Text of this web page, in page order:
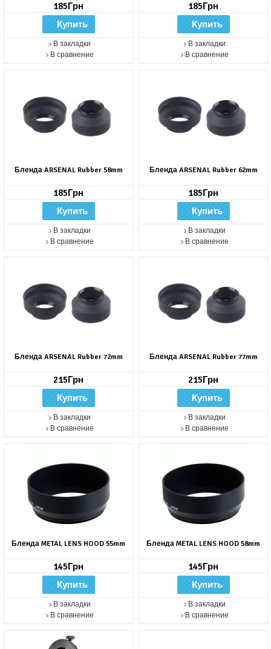
185Грн
В закладки
В сравнение
185Грн
В закладки
В сравнение
Бленда ARSENAL Rubber 58mm
185Грн
В закладки
В сравнение
Бленда ARSENAL Rubber 62mm
185Грн
В закладки
В сравнение
Бленда ARSENAL Rubber 72mm
215Грн
В закладки
В сравнение
Бленда ARSENAL Rubber 77mm
215Грн
В закладки
В сравнение
Бленда METAL LENS HOOD 55mm
145Грн
В закладки
В сравнение
Бленда METAL LENS HOOD 58mm
145Грн
В закладки
В сравнение